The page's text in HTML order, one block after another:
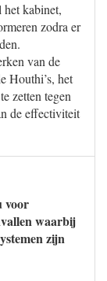
het kabinet,
zodra er
van de
Houthi’s, het
zetten tegen
de effectiviteit
voor
waarbij
zijn